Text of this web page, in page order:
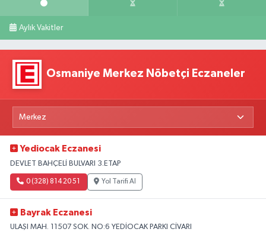
Aylık Vakitler
Osmaniye Merkez Nöbetçi Eczaneler
Yediocak Eczanesi
DEVLET BAHÇELİ BULVARI 3.ETAP
0 (328) 814 20 51 Yol Tarifi Al
Bayrak Eczanesi
ULAŞI MAH. 11507 SOK. NO:6 YEDİOCAK PARKI CİVARI